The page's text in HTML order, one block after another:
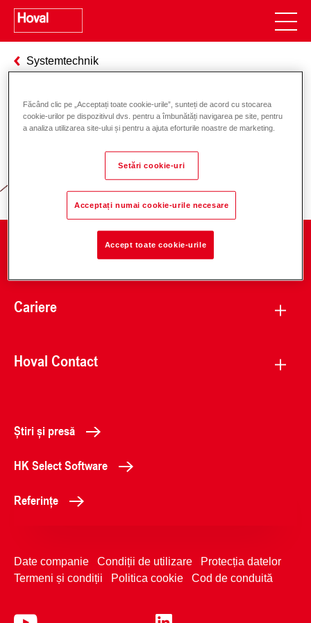
Systemtechnik
Responsabilitate pentru energie și
mediu
Cariere
Hoval Contact
Știri și presă
HK Select Software
Referințe
Date companie Condiții de utilizare
Protecția datelor
Termeni și condiții
Politica cookie Cod de conduită
Făcând clic pe „Acceptați toate cookie-urile”, sunteți de acord cu stocarea
cookie-urilor pe dispozitivul dvs. pentru a îmbunătăți navigarea pe site, pentru
a analiza utilizarea site-ului și pentru a ajuta eforturile noastre de marketing.
Setări cookie-uri
Acceptați numai cookie-urile necesare
Accept toate cookie-urile